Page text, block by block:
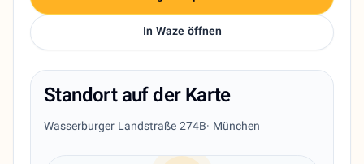
In Waze öffnen
Standort auf der Karte
Wasserburger Landstraße 274B· München